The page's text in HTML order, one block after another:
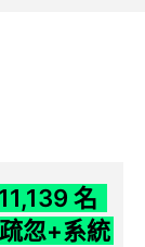
名
忽+系統